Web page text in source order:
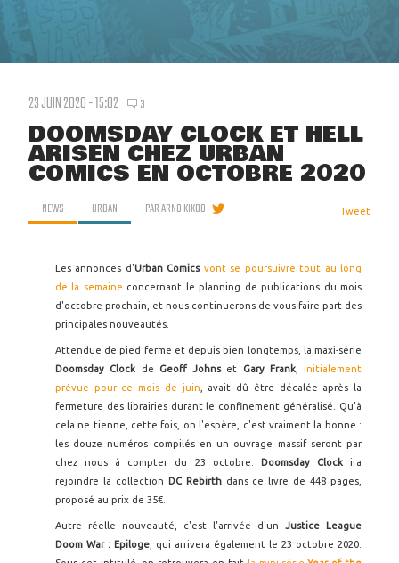
23 JUIN 2020 - 15:02 3
DOOMSDAY CLOCK ET HELL
ARISEN CHEZ URBAN
COMICS EN OCTOBRE 2020
NEWS URBAN PARARNO KIKOO Tweet
Les annonces d'Urban Comics vont se poursuivre tout au long
de la semaine concernant le planning de publications du mois
d'octobre prochain, et nous continuerons de vous faire part des
principales nouveautés.
Attendue de pied ferme et depuis bien longtemps, la maxi-série
Doomsday Clock
de Geoff Johns et Gary Frank, initialement
prévue pour ce mois de juin , avait dû être décalée après la
fermeture des librairies durant le confinement généralisé. Qu'à
cela ne tienne, cette fois, on l'espère, c'est vraiment la bonne :
les douze numéros compilés en un ouvrage massif seront par
chez nous à compter du 23 octobre.
Doomsday Clockira
rejoindre la collection DC Rebirth dans ce livre de 448 pages,
proposé au prix de 35€.
Autre réelle nouveauté, c'est l'arrivée d'un Justice League
Doom War : Epiloge , qui arrivera également le 23 octobre 2020.